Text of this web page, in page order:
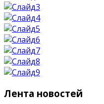
Лента новостей